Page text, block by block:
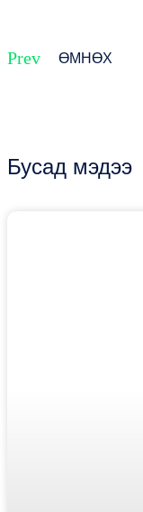
Prev ӨМНӨХ
Бусад мэдээ